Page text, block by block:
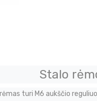
Stalo
turi M6 aukščio